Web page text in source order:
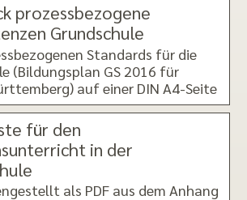
prozessbezogene
Grundschule
Standards für die
(Bildungsplan GS 2016 für
auf einer DIN A4-Seite
für den
in der
als PDF aus dem Anhang